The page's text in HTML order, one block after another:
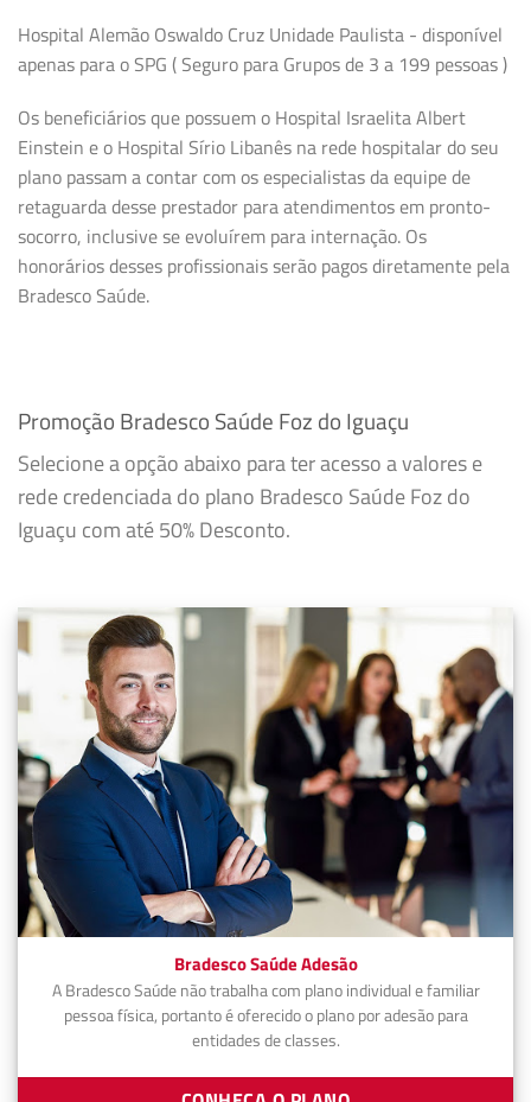
Hospital Alemão Oswaldo Cruz Unidade Paulista - disponível
apenas para o SPG ( Seguro para Grupos de 3 a 199 pessoas )
Os beneficiários que possuem o Hospital Israelita Albert
Einstein e o Hospital Sírio Libanês na rede hospitalar do seu
plano passam a contar com os especialistas da equipe de
retaguarda desse prestador para atendimentos em pronto-
socorro, inclusive se evoluírem para internação. Os
honorários desses profissionais serão pagos diretamente pela
Bradesco Saúde.
Promoção Bradesco Saúde Foz do Iguaçu
Selecione a opção abaixo para ter acesso a valores e
rede credenciada do plano Bradesco Saúde Foz do
Iguaçu com até 50% Desconto.
Bradesco Saúde Adesão
A Bradesco Saúde não trabalha com plano individual e familiar
pessoa física, portanto é oferecido o plano por adesão para
entidades de classes.